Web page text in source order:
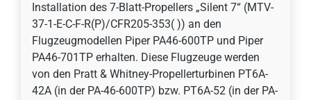
Installation des 7-Blatt-Propellers „Silent 7“ (MTV-
37-1-E-C-F-R(P)/CFR205-353( )) an den
Flugzeugmodellen Piper PA46-600TP und Piper
PA46-701TP erhalten. Diese Flugzeuge werden
von den Pratt & Whitney-Propellerturbinen PT6A-
42A (in der PA-46-600TP) bzw. PT6A-52 (in der PA-